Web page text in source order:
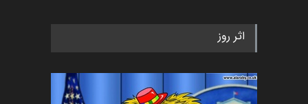
رویداد کارگاهی کارتون و پوستر
اخبار 6 ماه قبل
اثر روز